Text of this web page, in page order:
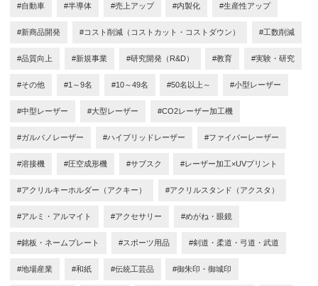
#自動車 #半導体 #売上アップ #内製化 #生産性アップ
#新商品開発 #コスト削減（コストカット・コストダウン） #工数削減
#品質向上 #新規事業 #研究開発（R&D） #教育 #実験・研究
#その他 #1～9名 #10～49名 #50名以上～ #小型レーザー
#中型レーザー #大型レーザー #CO2レーザー加工機
#ガルバノレーザー #ハイブリッドレーザー #ファイバーレーザー
#溶接機 #圧空成形機 #サブスク #レーザー加工×UVプリント
#アクリルキーホルダー（アクキー） #アクリルスタンド（アクスタ）
#アルミ・アルマイト #アクセサリー #めがね・眼鏡
#銘板・ネームプレート #スポーツ用品 #剣道・柔道・弓道・武道
#地場産業 #和紙 #伝統工芸品 #御朱印・御城印